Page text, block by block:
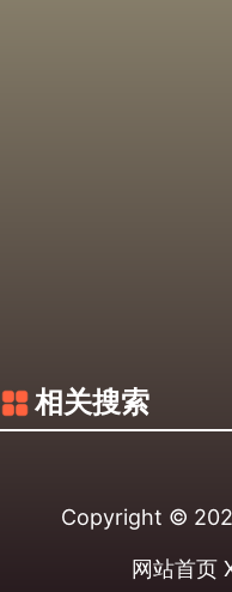
相关搜索
Copyright ©
网站首页